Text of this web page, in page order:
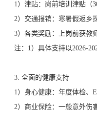
1）津贴：岗前培训津贴（
2）交通报销：寒暑假返乡
3）各类奖励：上岗前获教
注：1）具体支持以2026-
3. 全面的健康支持
1）身心健康：年度体检、
2）商业保险：一般意外伤